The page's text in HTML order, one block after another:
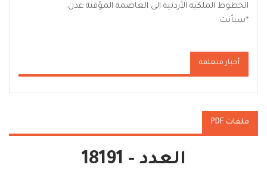
الخطوط الملكية الأردنية الى العاصمة المؤقتة عدن.
*سبأنت
أخبار متعلقة
ملفات PDF
العدد - 18191